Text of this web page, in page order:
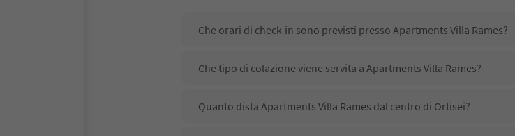
Che orari di check-in sono previsti presso Apartments Villa Rames?
Che tipo di colazione viene servita a Apartments Villa Rames?
Quanto dista Apartments Villa Rames dal centro di Ortisei?